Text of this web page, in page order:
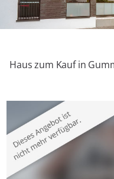
Haus zum Kauf in